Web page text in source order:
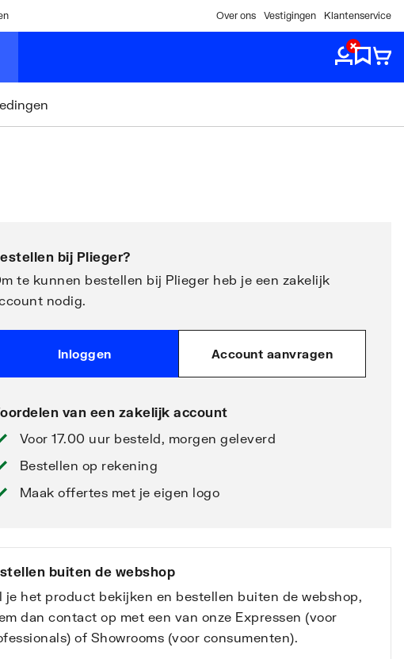
Over ons Vestigingen Klantenservice
bij Plieger?
te kunnen bestellen bij Plieger heb je een zakelijk
nodig.
Inloggen Account aanvragen
van een zakelijk account
Voor 17.00 uur besteld, morgen geleverd
Bestellen op rekening
Maak offertes met je eigen logo
buiten de webshop
je het product bekijken en bestellen buiten de webshop,
dan contact op met een van onze Expressen (voor
of Showrooms (voor consumenten).